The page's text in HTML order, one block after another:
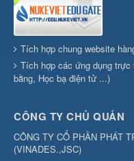
Tích hợp chung website
Tích hợp các ứng dụng
bằng, Học bạ điện tử ...)
CÔNG TY CHỦ QUẢN
CÔNG TY CỔ PHẦN PHÁT
(VINADES.,JSC)